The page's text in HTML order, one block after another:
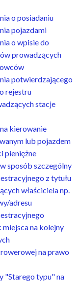
o posiadaniu
pojazdami
o wpisie do
prowadzących
potwierdzającego
rejestru
stacje
kierowanie
lub pojazdem
pieniężne
sposób szczególny
z tytułu
właściciela np.
adresu
na kolejny
na prawo
"Starego typu" na